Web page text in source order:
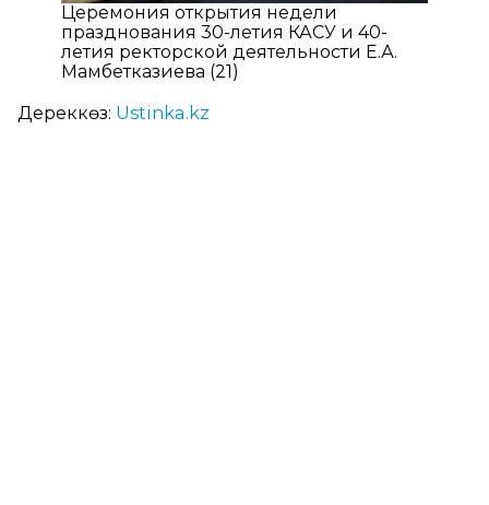
Церемония открытия недели
празднования 30-летия КАСУ и 40-
летия ректорской деятельности Е.А.
Мамбетказиева (21)
Дереккөз: Ustinka.kz